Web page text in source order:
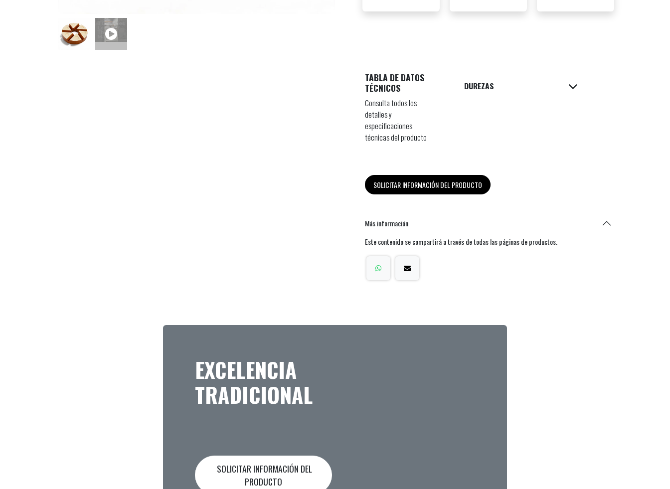
TABLA DE DATOS
TÉCNICOS
Consulta todos los
detalles y
especificaciones
técnicas del producto
DUREZAS
SOLICITAR INFORMACIÓN DEL PRODUCTO
Más información
Este contenido se compartirá a través de todas las páginas de productos.
EXCELENCIA
TRADICIONAL
SOLICITAR INFORMACIÓN DEL
PRODUCTO